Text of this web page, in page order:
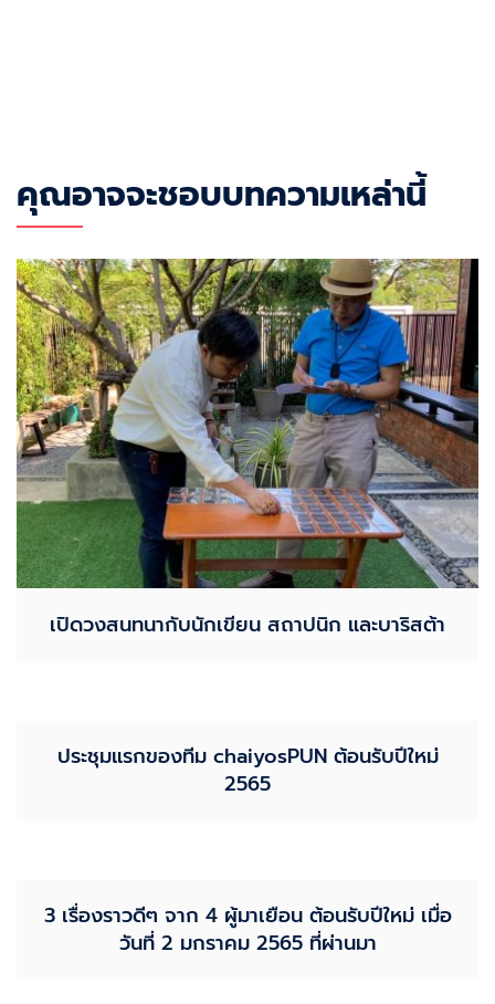
คุณอาจจะชอบบทความเหล่านี้
เปิดวงสนทนากับนักเขียน สถาปนิก และบาริสต้า
ประชุมแรกของทีม chaiyosPUN ต้อนรับปีใหม่
2565
3 เรื่องราวดีๆ จาก 4 ผู้มาเยือน ต้อนรับปีใหม่ เมื่อ
วันที่ 2 มกราคม 2565 ที่ผ่านมา